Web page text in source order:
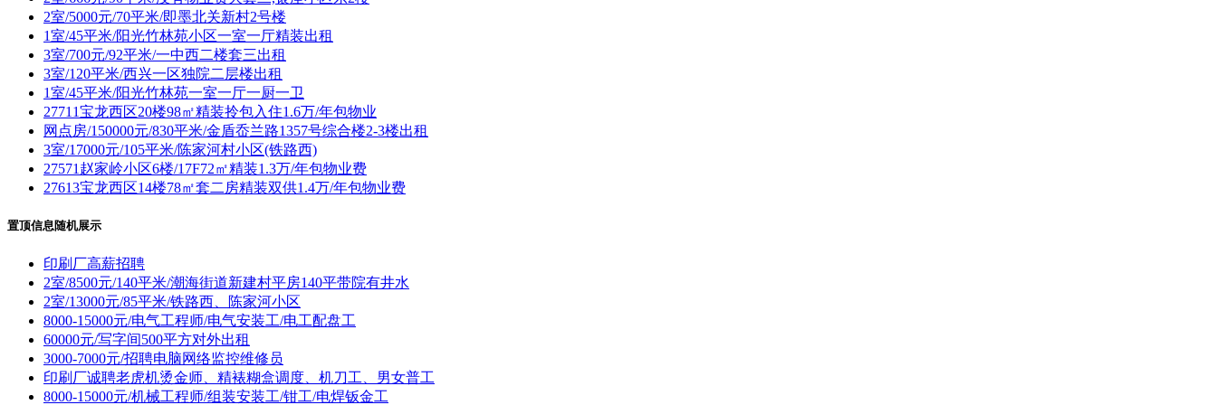
2室/5000元/70平米/即墨北关新村2号楼
1室/45平米/阳光竹林苑小区一室一厅精装出租
3室/700元/92平米/一中西二楼套三出租
3室/120平米/西兴一区独院二层楼出租
1室/45平米/阳光竹林苑一室一厅一厨一卫
27711宝龙西区20楼98㎡精装拎包入住1.6万/年包物业
网点房/150000元/830平米/金盾岙兰路1357号综合楼2-3楼出租
3室/17000元/105平米/陈家河村小区(铁路西)
27571赵家岭小区6楼/17F72㎡精装1.3万/年包物业费
27613宝龙西区14楼78㎡套二房精装双供1.4万/年包物业费
置顶信息随机展示
印刷厂高薪招聘
2室/8500元/140平米/潮海街道新建村平房140平带院有井水
2室/13000元/85平米/铁路西、陈家河小区
8000-15000元/电气工程师/电气安装工/电工配盘工
60000元/写字间500平方对外出租
3000-7000元/招聘电脑网络监控维修员
印刷厂诚聘老虎机烫金师、精裱糊盒调度、机刀工、男女普工
8000-15000元/机械工程师/组装安装工/钳工/电焊钣金工